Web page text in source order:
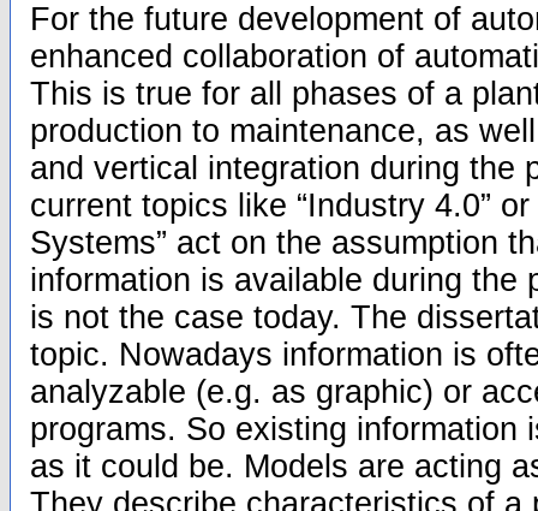
For the future development of
enhanced collaboration of
This is true for all phases of a
production to maintenance, as
and vertical integration during the
current topics like “Industry 4.0”
Systems” act on the assumption
information is available during the
is not the case today. The
topic. Nowadays information is
analyzable (e.g. as graphic) or
programs. So existing information
as it could be. Models are acting